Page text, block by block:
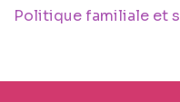
Politique familiale et